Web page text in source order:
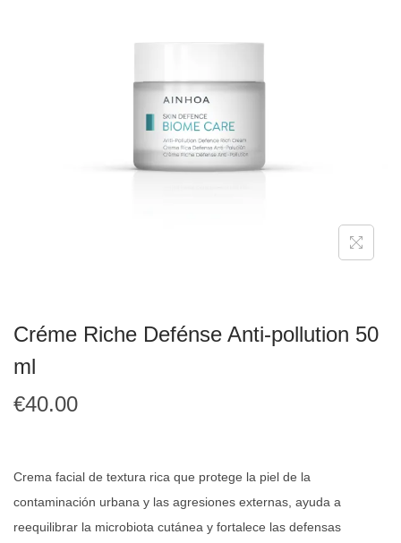
Créme Riche Defénse Anti-pollution 50
ml
€40.00
Crema facial de textura rica que protege la piel de la
contaminación urbana y las agresiones externas, ayuda a
reequilibrar la microbiota cutánea y fortalece las defensas